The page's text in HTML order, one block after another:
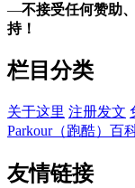
—不接受任何赞助
持！
栏目分类
关于这里 注册发文
Parkour（跑酷）百
友情链接